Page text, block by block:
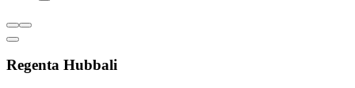
Regenta Hubbali